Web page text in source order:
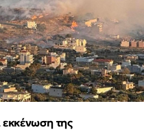
της